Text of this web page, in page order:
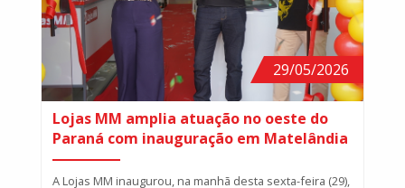
29/05/2026
Lojas MM amplia atuação no oeste do
Paraná com inauguração em Matelândia
A Lojas MM inaugurou, na manhã desta sexta-feira (29),